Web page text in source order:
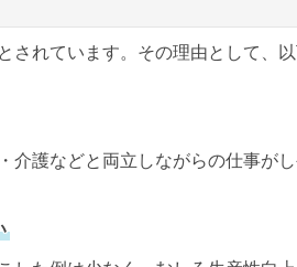
されています。その理由として、
介護などと両立しながらの仕事がし